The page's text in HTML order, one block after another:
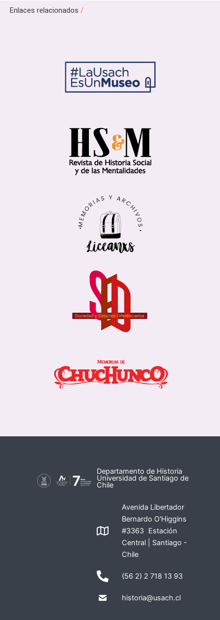
Enlaces relacionados /
Departamento de Historia
Universidad de Santiago de
Chile
Avenida Libertador
Bernardo O'Higgins
#3363 Estación
Central | Santiago -
Chile
(56 2) 2 718 13 93
historia@usach.cl